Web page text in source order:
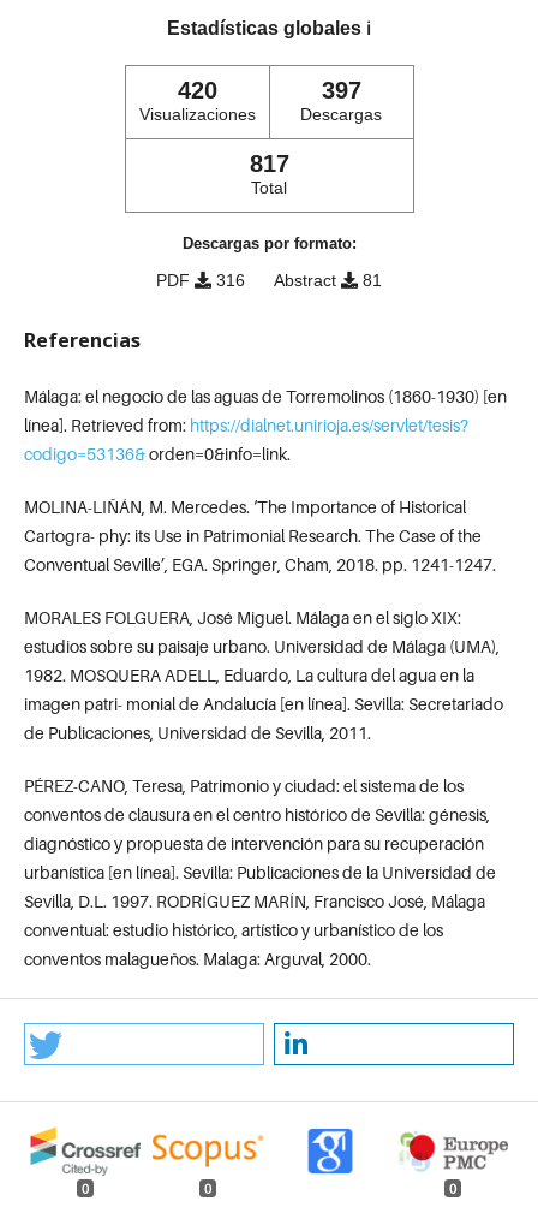
Estadísticas globales ℹ️
420
Visualizaciones
397
Descargas
817
Total
Descargas por formato:
PDF 316 Abstract 81
Referencias
Málaga: el negocio de las aguas de Torremolinos (1860-1930) [en
línea]. Retrieved from: https://dialnet.unirioja.es/servlet/tesis?
codigo=53136&orden=0&info=link.
MOLINA-LIÑÁN, M. Mercedes. ‘The Importance of Historical
Cartogra- phy: its Use in Patrimonial Research. The Case of the
Conventual Seville’, EGA. Springer, Cham, 2018. pp. 1241-1247.
MORALES FOLGUERA, José Miguel. Málaga en el siglo XIX:
estudios sobre su paisaje urbano. Universidad de Málaga (UMA),
1982. MOSQUERA ADELL, Eduardo, La cultura del agua en la
imagen patri- monial de Andalucía [en línea]. Sevilla: Secretariado
de Publicaciones, Universidad de Sevilla, 2011.
PÉREZ-CANO, Teresa, Patrimonio y ciudad: el sistema de los
conventos de clausura en el centro histórico de Sevilla: génesis,
diagnóstico y propuesta de intervención para su recuperación
urbanística [en línea]. Sevilla: Publicaciones de la Universidad de
Sevilla, D.L. 1997. RODRÍGUEZ MARÍN, Francisco José, Málaga
conventual: estudio histórico, artístico y urbanístico de los
conventos malagueños. Malaga: Arguval, 2000.
0 0 0